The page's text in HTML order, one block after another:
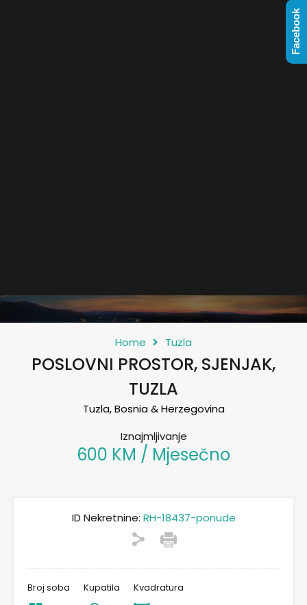
Home Tuzla
POSLOVNI PROSTOR, SJENJAK,
TUZLA
Tuzla, Bosnia & Herzegovina
Iznajmljivanje
600 KM / Mjesečno
ID Nekretnine: RH-18437-ponude
Broj soba Kupatila Kvadratura
Facebook